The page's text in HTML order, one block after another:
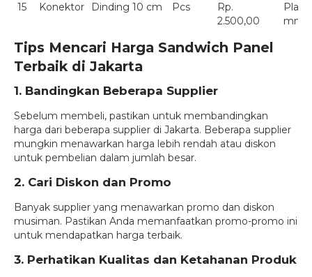
15
Konektor Dinding 10 cm Pcs
Rp.
2.500,00
mm
Tips Mencari Harga Sandwich Panel
Terbaik di Jakarta
1. Bandingkan Beberapa Supplier
Sebelum membeli, pastikan untuk membandingkan
harga dari beberapa supplier di Jakarta. Beberapa supplier
mungkin menawarkan harga lebih rendah atau diskon
untuk pembelian dalam jumlah besar.
2. Cari Diskon dan Promo
Banyak supplier yang menawarkan promo dan diskon
musiman. Pastikan Anda memanfaatkan promo-promo ini
untuk mendapatkan harga terbaik.
3. Perhatikan Kualitas dan Ketahanan Produk